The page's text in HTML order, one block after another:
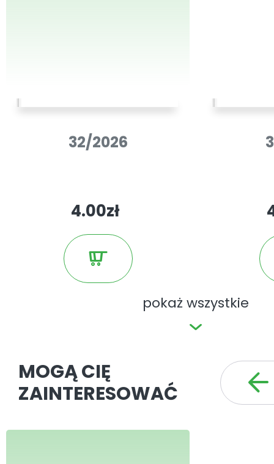
pryzmat Ewangelii.
przyznawane przez Izbę Wydawców
Tygodnik jest członkiem Izby
Związku Kontroli Dystrybucji Prasy i
pokaż wszystkie
32/2026
4.00zł
MOGĄ CIĘ
ZAINTERESOWAĆ